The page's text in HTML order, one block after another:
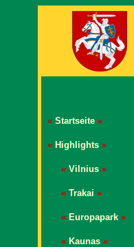
« Startseite »
« Highlights »
« Vilnius »
« Trakai »
« Europapark »
« Kaunas »